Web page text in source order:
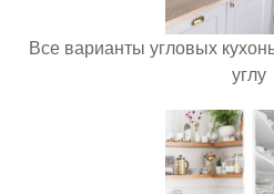
Все варианты угловых
углу